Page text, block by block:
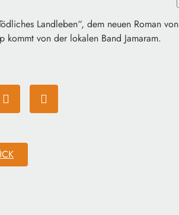
Landleben“, dem neuen Roman von
von der lokalen Band Jamaram.